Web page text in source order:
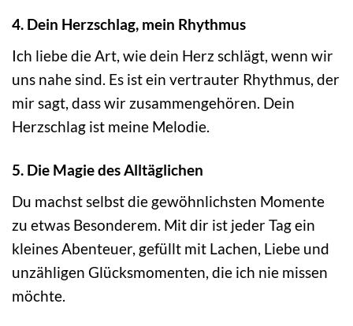
4. Dein Herzschlag, mein Rhythmus
Ich liebe die Art, wie dein Herz schlägt, wenn wir
uns nahe sind. Es ist ein vertrauter Rhythmus, der
mir sagt, dass wir zusammengehören. Dein
Herzschlag ist meine Melodie.
5. Die Magie des Alltäglichen
Du machst selbst die gewöhnlichsten Momente
zu etwas Besonderem. Mit dir ist jeder Tag ein
kleines Abenteuer, gefüllt mit Lachen, Liebe und
unzähligen Glücksmomenten, die ich nie missen
möchte.